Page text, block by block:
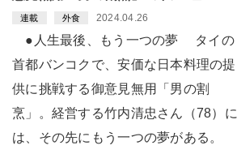
連載 外食 2024.04.26
●人生最後、もう一つの夢 タイの
首都バンコクで、安価な日本料理の提
供に挑戦する御意見無用「男の割
烹」。経営する竹内清忠さん（78）に
は、その先にもう一つの夢がある。